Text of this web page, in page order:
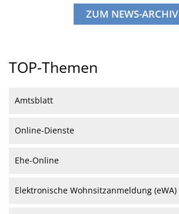
ZUM NEWS-ARCHIV
TOP-Themen
Amtsblatt
Online-Dienste
Ehe-Online
Elektronische Wohnsitzanmeldung (eWA)